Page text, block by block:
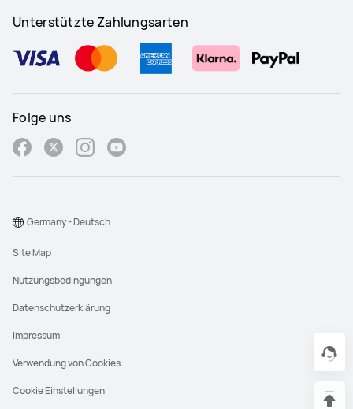
Unterstützte Zahlungsarten
Folge uns
Site Map
Nutzungsbedingungen
Datenschutzerklärung
Impressum
Verwendung von Cookies
Cookie Einstellungen
Germany - Deutsch